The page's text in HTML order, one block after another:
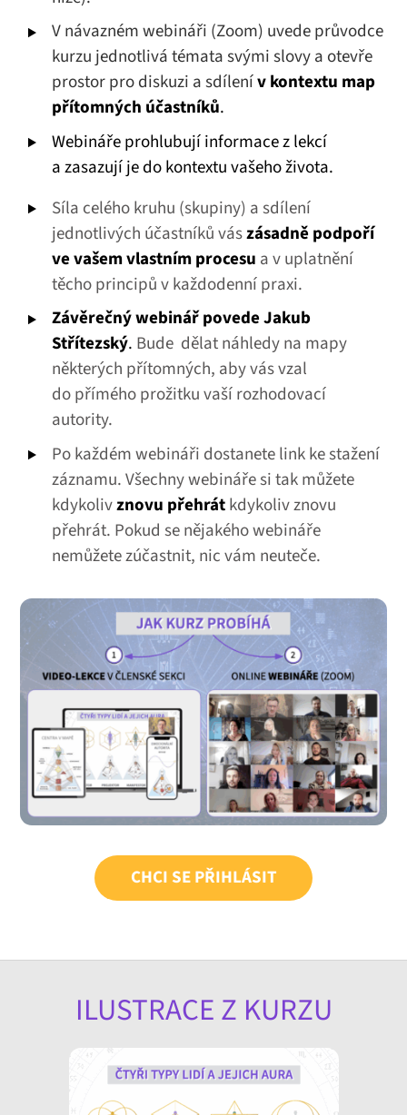
V návazném webináři (Zoom) uvede průvodce
kurzu jednotlivá témata svými slovy a otevře
prostor pro diskuzi a sdílenív kontextu map
přítomných účastníků.
Webináře prohlubují informace z lekcí
a zasazují je do kontextu vašeho života.
Síla celého kruhu (skupiny) a sdílení
jednotlivých účastníků vászásadně podpoří
ve vašem vlastním procesu a v uplatnění
těcho principů v každodenní praxi.
Závěrečný webinář povede Jakub
Střítezský. Bude dělat náhledy na mapy
některých přítomných, aby vás vzal
do přímého prožitku vaší rozhodovací
autority.
Po každém webináři dostanete link ke stažení
záznamu. Všechny webináře si tak můžete
kdykolivznovu přehrátkdykoliv znovu
přehrát. Pokud se nějakého webináře
nemůžete zúčastnit, nic vám neuteče.
CHCI SE PŘIHLÁSIT
ILUSTRACE Z KURZU